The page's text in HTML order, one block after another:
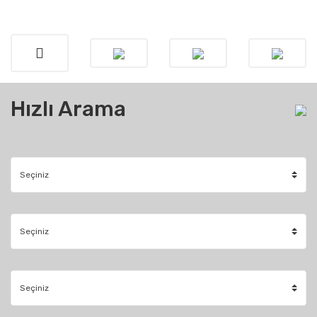
Hızlı Arama